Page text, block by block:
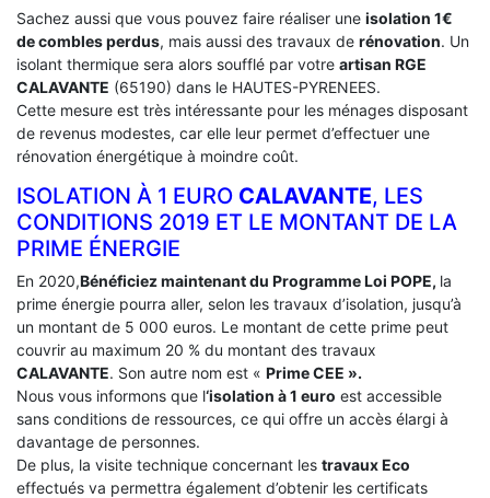
Sachez aussi que vous pouvez faire réaliser une isolation 1€
de combles perdus, mais aussi des travaux de rénovation. Un
isolant thermique sera alors soufflé par votre artisan RGE
CALAVANTE (65190) dans le HAUTES-PYRENEES.
Cette mesure est très intéressante pour les ménages disposant
de revenus modestes, car elle leur permet d’effectuer une
rénovation énergétique à moindre coût.
ISOLATION À 1 EURO CALAVANTE, LES
CONDITIONS 2019 ET LE MONTANT DE LA
PRIME ÉNERGIE
En 2020,Bénéficiez maintenant du Programme Loi POPE, la
prime énergie pourra aller, selon les travaux d’isolation, jusqu’à
un montant de 5 000 euros. Le montant de cette prime peut
couvrir au maximum 20 % du montant des travaux
CALAVANTE. Son autre nom est « Prime CEE ».
Nous vous informons que l‘isolation à 1 euro est accessible
sans conditions de ressources, ce qui offre un accès élargi à
davantage de personnes.
De plus, la visite technique concernant les travaux Eco
effectués va permettra également d’obtenir les certificats